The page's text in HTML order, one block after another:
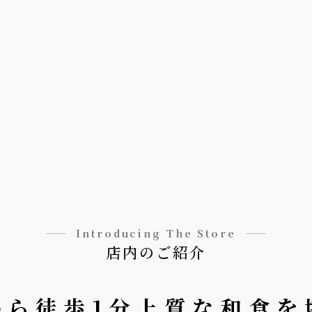
Introducing The Store
店内のご紹介